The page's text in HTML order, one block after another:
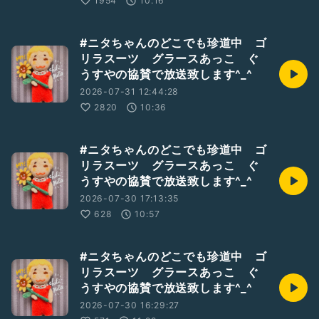
#ニタちゃんのどこでも珍道中 ゴ
リラスーツ グラースあっこ ぐ
うすやの協賛で放送致します^_^
2026-07-31 12:44:28
2820
10:36
#ニタちゃんのどこでも珍道中 ゴ
リラスーツ グラースあっこ ぐ
うすやの協賛で放送致します^_^
2026-07-30 17:13:35
628
10:57
#ニタちゃんのどこでも珍道中 ゴ
リラスーツ グラースあっこ ぐ
うすやの協賛で放送致します^_^
2026-07-30 16:29:27